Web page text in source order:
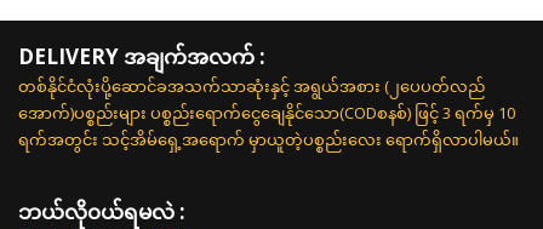
DELIVERY အချက်အလက် :
တစ်နိုင်ငံလုံးပို့ဆောင်ခအသက်သာဆုံးနှင့် အရွယ်အစား (၂ပေပတ်လည်
အောက်)ပစ္စည်းများ ပစ္စည်းရောက်ငွေချေနိုင်သော(CODစနစ်) ဖြင့် 3 ရက်မှ 10
ရက်အတွင်း သင့်အိမ်ရှေ့အရောက် မှာယူတဲ့ပစ္စည်းလေး ရောက်ရှိလာပါမယ်။
ဘယ်လို၀ယ်ရမလဲ :